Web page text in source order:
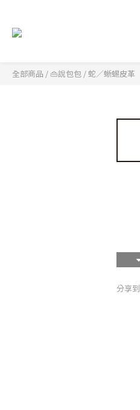
全部商品 / 👜說包包 /蛇／蜥蜴皮革
分享到